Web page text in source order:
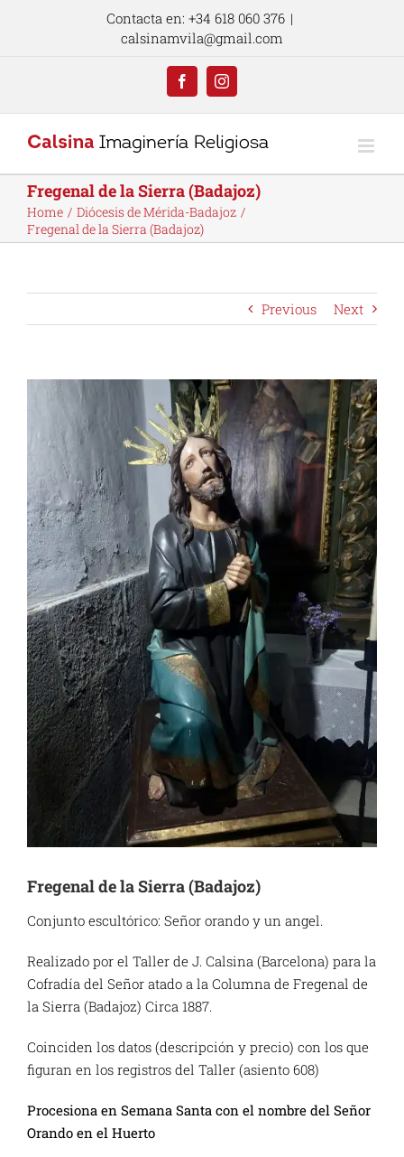
Contacta en: +34 618 060 376 |
calsinamvila@gmail.com
FacebookInstagram
Fregenal de la Sierra (Badajoz)
Home
Diócesis de Mérida-Badajoz
Fregenal de la Sierra (Badajoz)
Previous Next
Image
Fregenal de la Sierra (Badajoz)
Conjunto escultórico: Señor orando y un angel.
Realizado por el Taller de J. Calsina (Barcelona) para la
Cofradía del Señor atado a la Columna de Fregenal de
la Sierra (Badajoz) Circa 1887.
Coinciden los datos (descripción y precio) con los que
figuran en los registros del Taller (asiento 608)
Procesiona en Semana Santa con el nombre del Señor
Orando en el Huerto